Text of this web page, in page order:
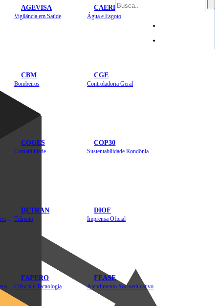
AGEVISA
Vigilância em Saúde
CAERD
Água e Esgoto
CBM
Bombeiros
CGE
Controladoria Geral
COGES
Contabilidade
COP30
Sustentabilidade Rondônia
DETRAN
Trânsito
DIOF
Imprensa Oficial
FAPERO
Ciência e Tecnologia
FEASE
Atendimento Socioeducativo
Mapa do Site